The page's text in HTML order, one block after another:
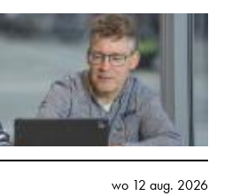
wo 12 aug. 2026